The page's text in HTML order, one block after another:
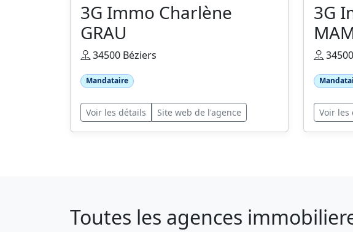
3G Immo Charlène
GRAU
34500 Béziers
Mandataire
Voir les détails Site web de l'agence
3G
Voir les
Toutes les agences